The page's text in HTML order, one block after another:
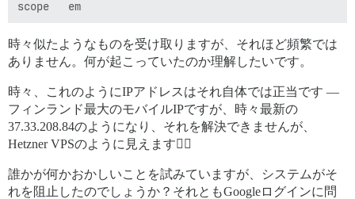
時々似たようなものを受け取りますが、それほど頻繁では
ありません。何が起こっていたのか理解したいです。
時々、これのようにIPアドレスはそれ自体では正当です —
フィンランド最大のモバイルIPですが、時々最新の
37.33.208.84のようになり、それを解決できませんが、
Hetzner VPSのように見えます🤷‍♂️
誰かが何かおかしいことを試みていますが、システムがそ
れを阻止したのでしょうか？それともGoogleログインに問